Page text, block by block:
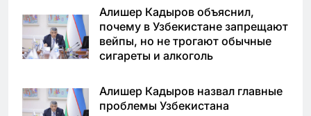
Алишер Кадыров объяснил,
почему в Узбекистане запрещают
вейпы, но не трогают обычные
сигареты и алкоголь
Алишер Кадыров назвал главные
проблемы Узбекистана